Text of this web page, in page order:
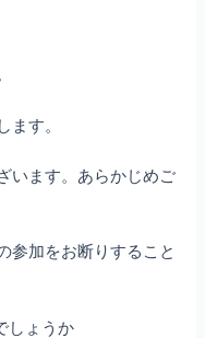
ます。
います。あらかじめご
参加をお断りすること
しょうか